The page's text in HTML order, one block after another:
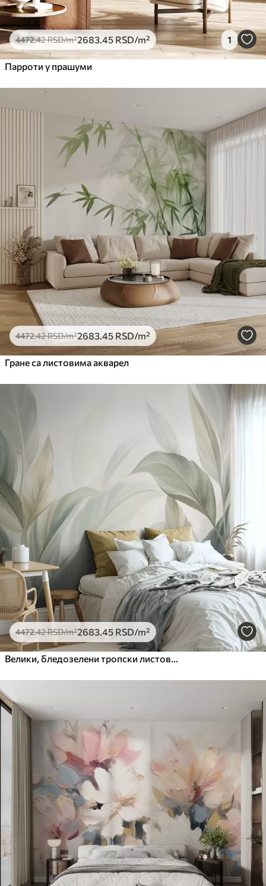
4472.42RSD/m²2683.45 RSD/m² 1
Парроти у прашуми
4472.42RSD/m²2683.45 RSD/m²
Гране са листовима акварел
4472.42RSD/m²2683.45 RSD/m²
Велики, бледозелени тропски листови са меким, пастелним бојама, текстурирана уметност